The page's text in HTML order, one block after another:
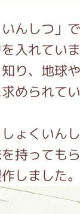
んしつ」
入れてい
り、地球
められて
ょくいん
持っても
しました。
ション
ョン
ート
(クイズ・